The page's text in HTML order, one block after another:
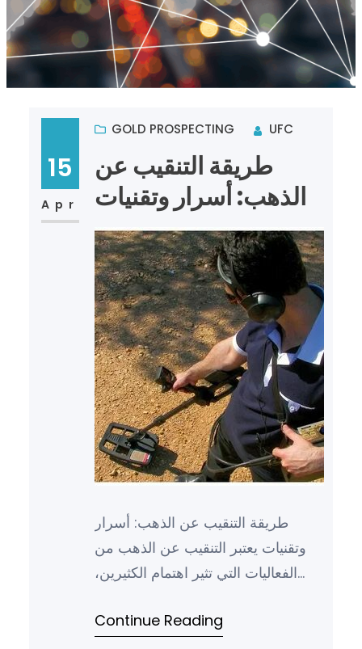
15
Apr
GOLD PROSPECTING UFC
طريقة التنقيب عن
الذهب: أسرار وتقنيات
طريقة التنقيب عن الذهب: أسرار
وتقنيات يعتبر التنقيب عن الذهب من
الفعاليات التي تثير اهتمام الكثيرين،
من الذهب. ولكن هذا…
Continue Reading